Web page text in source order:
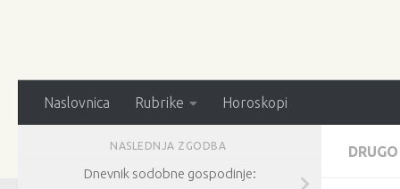
Naslovnica Rubrike Horoskopi
DRUGO
NASLEDNJA ZGODBA
Dnevnik sodobne gospodinje: